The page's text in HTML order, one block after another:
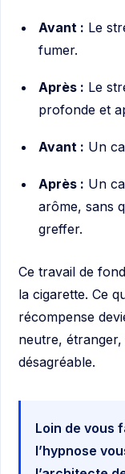
Avant : Le
fumer.
Après : Le
profonde et
Avant : Un
Après : Un
arôme, sans
greffer.
Ce travail de
la cigarette. Ce
récompense
neutre,
désagréable.
Loin de vous
l’hypnose